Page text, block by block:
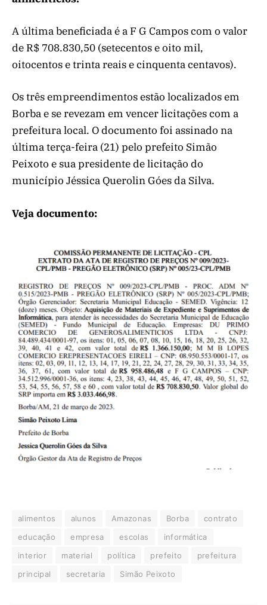
A última beneficiada é a F G Campos com o valor
de R$ 708.830,50 (setecentos e oito mil,
oitocentos e trinta reais e cinquenta centavos).
Os três empreendimentos estão localizados em
Borba e se revezam em vencer licitações com a
prefeitura local. O documento foi assinado na
última terça-feira (21) pelo prefeito Simão
Peixoto e sua presidente de licitação do
município Jéssica Querolin Góes da Silva.
Veja documento:
alimentos alunos Amazonas Borba
contrato
educação
empresa escolas
informática
interior
material política prefeito
prefeitura
principal
secretaria Simão Peixoto